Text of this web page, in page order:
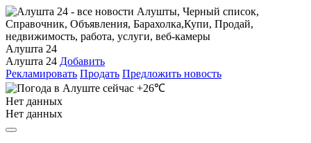
Алушта 24
Алушта 24 Добавить
Рекламировать Продать Предложить новость
+26℃
Нет данных
Нет данных